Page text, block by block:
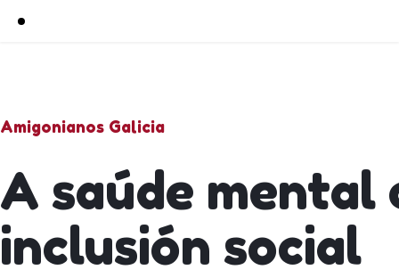
Amigonianos Galicia
A saúde mental
inclusión social